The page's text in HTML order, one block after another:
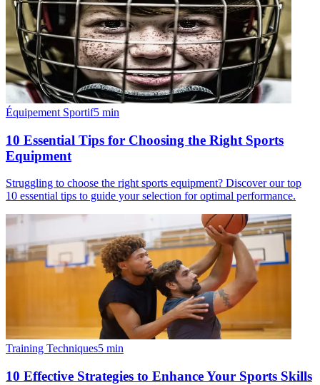
Équipement Sportif5 min
10 Essential Tips for Choosing the Right Sports
Equipment
Struggling to choose the right sports equipment? Discover our top
10 essential tips to guide your selection for optimal performance.
Training Techniques5 min
10 Effective Strategies to Enhance Your Sports Skills